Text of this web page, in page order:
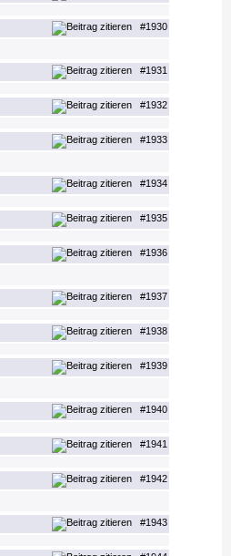
#1930
#1931
#1932
#1933
#1934
#1935
#1936
#1937
#1938
#1939
#1940
#1941
#1942
#1943